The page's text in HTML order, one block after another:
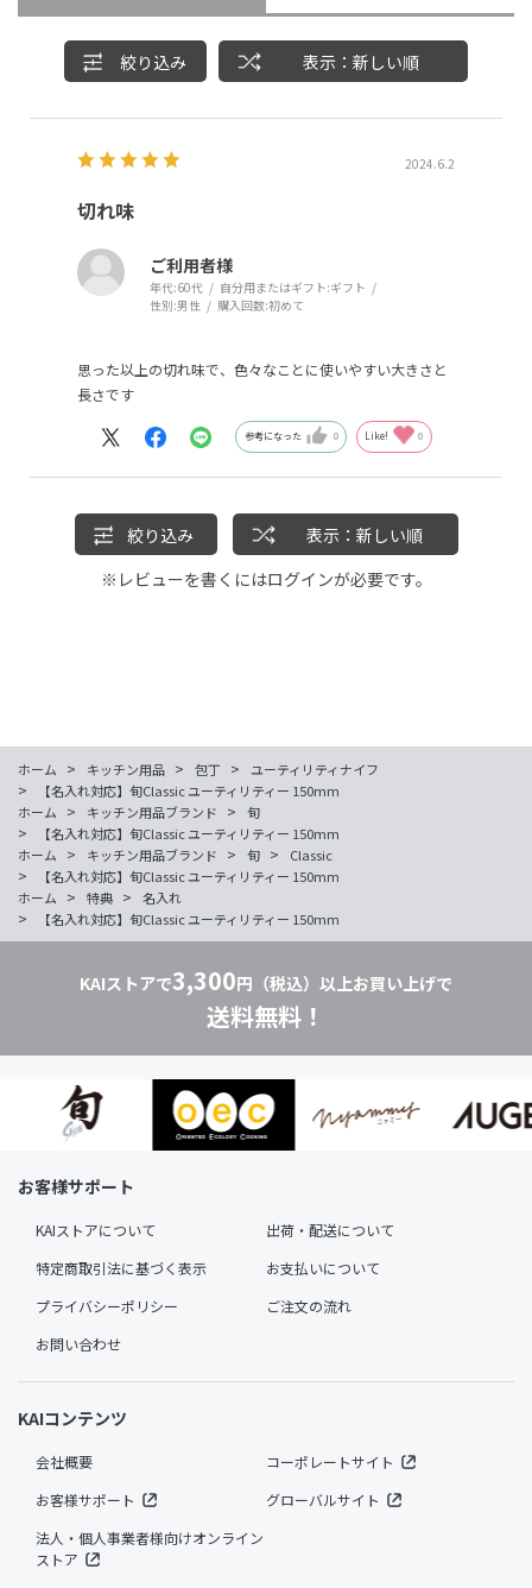
絞り込み 表示：新しい順
2024.6.2
切れ味
ご利用者様
年代:60代 自分用またはギフト:ギフト
性別:男性 購入回数:初めて
思った以上の切れ味で、色々なことに使いやすい大きさと
長さです
参考になった 0 Like! 0
絞り込み
表示：新しい順
※レビューを書くにはログインが必要です。
ホーム > キッチン用品 > 包丁 > ユーティリティナイフ
>
【名入れ対応】旬Classic ユーティリティー 150mm
ホーム
> キッチン用品ブランド > 旬
>
【名入れ対応】旬Classic ユーティリティー 150mm
ホーム
> キッチン用品ブランド > 旬 > Classic
>
【名入れ対応】旬Classic ユーティリティー 150mm
ホーム
> 特典 > 名入れ
> 【名入れ対応】旬Classic ユーティリティー 150mm
KAIストアで3,300円（税込）以上お買い上げで
送料無料！
お客様サポート
KAIストアについて
出荷・配送について
特定商取引法に基づく表示
お支払いについて
プライバシーポリシー
ご注文の流れ
お問い合わせ
KAIコンテンツ
会社概要
コーポレートサイト
お客様サポート
グローバルサイト
法人・個人事業者様向けオンライン
ストア